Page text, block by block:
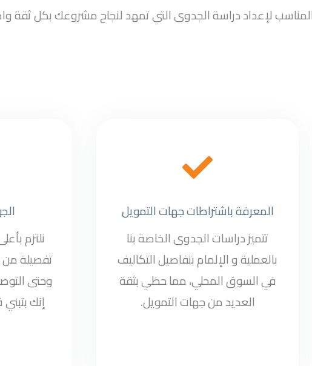
المناسب لإعداد دراسة الجدوى التي تمهد لنجاح مشروعك بكل ثقة
المعرفة باشتراطات جهات التمويل
تتميز دراسات الجدوى الخاصة بنا
بالعملية و الإلمام بتفاصيل التكاليف
في السوق المحلي، مما حظي بثقة
العديد من جهات التمويل.
نلتزم
تفصيلة من
وحتى
إنك